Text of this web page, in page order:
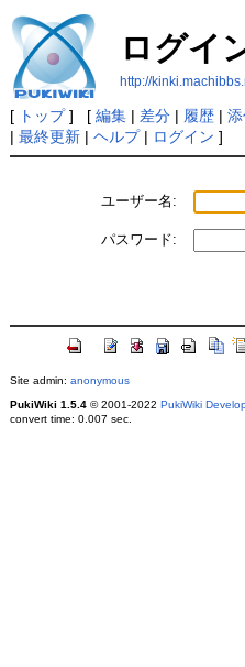
ログイ
http://
[ トップ] [ 編集| 差分| 履歴|
| 最終更新| ヘルプ| ログイン ]
ユーザー名:
パスワード:
Site admin: anonymous
PukiWiki 1.5.4© 2001-2022 PukiWiki
convert time: 0.007 sec.